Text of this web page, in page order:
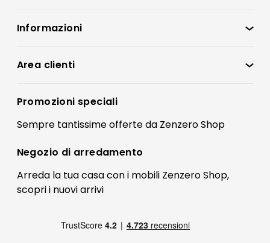
Informazioni
Condizioni di vendita
Preferenze Cookies
Termini e condizioni
Contatti
FAQ
Pagamenti
Area clienti
Registrati
Il mio account
Promozioni speciali
Sempre tantissimeofferteda Zenzero Shop
Negozio di arredamento
Arreda la tua casa con i mobili Zenzero Shop,
scopri i nuovi arrivi